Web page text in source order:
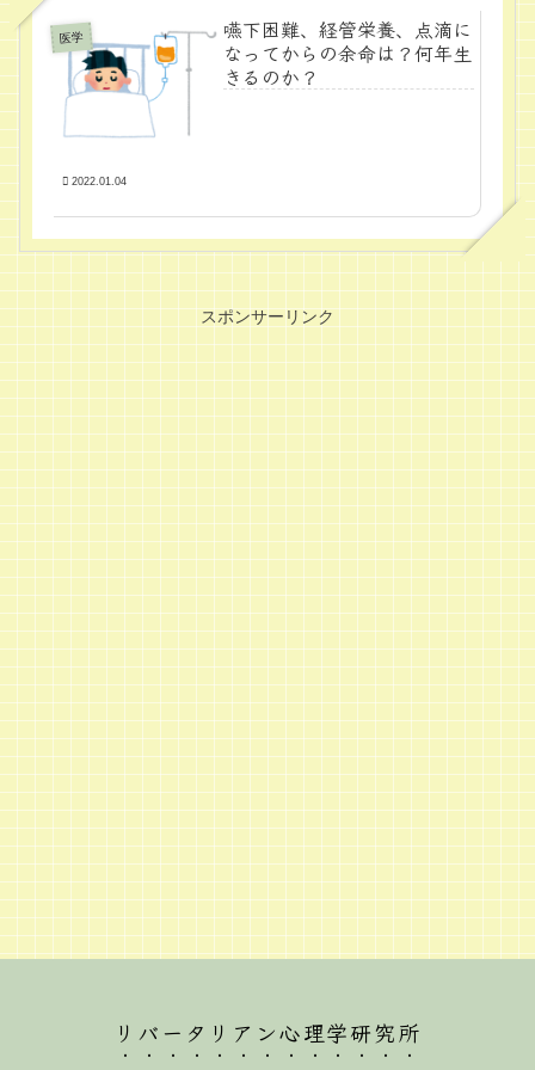
医学
嚥下困難、経管栄養、点滴に
なってからの余命は？何年生
きるのか？
2022.01.04
スポンサーリンク
リバータリアン心理学研究所